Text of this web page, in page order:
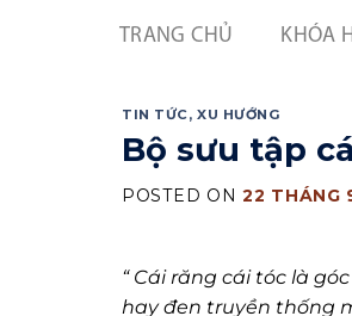
TRANG CHỦ KHÓA
TIN TỨC,XU HƯỚNG
Bộ sưu tập
POSTED ON 22 THÁNG
“ Cái răng cái tóc là
hay đen truyền thống